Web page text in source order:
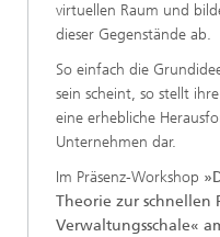
virtuellen Raum und
dieser Gegenstände ab.
So einfach die
sein scheint, so stellt
eine erhebliche
Unternehmen dar.
Im Präsenz-Workshop
Theorie zur schnellen
Verwaltungsschale«